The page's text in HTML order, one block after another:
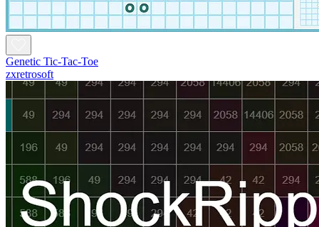
Genetic Tic-Tac-Toe
zxretrosoft